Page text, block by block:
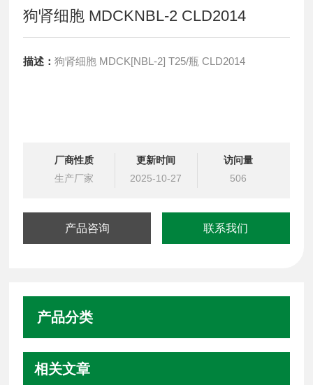
狗肾细胞 MDCKNBL-2 CLD2014
描述：狗肾细胞 MDCK[NBL-2] T25/瓶 CLD2014
厂商性质
生产厂家
更新时间
2025-10-27
访问量
506
产品咨询 联系我们
产品分类
相关文章